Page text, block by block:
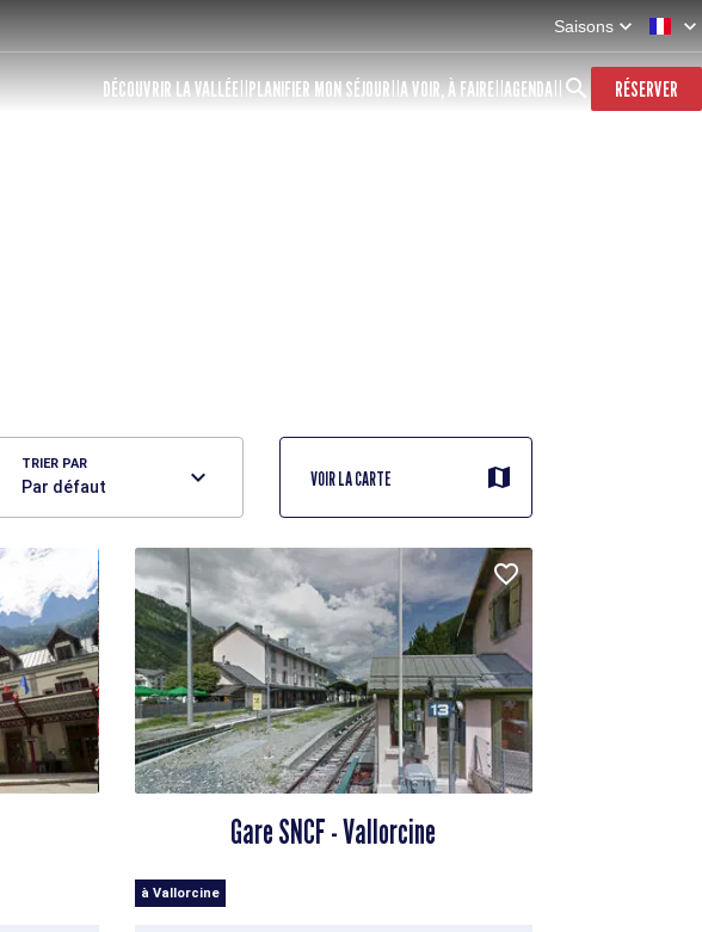
Saisons
DÉCOUVRIR LA VALLÉE PLANIFIER MON SÉJOUR A VOIR, À FAIRE AGENDA RÉSERVER
TRIER PAR
VOIR LA CARTE
Gare SNCF - Vallorcine
à Vallorcine